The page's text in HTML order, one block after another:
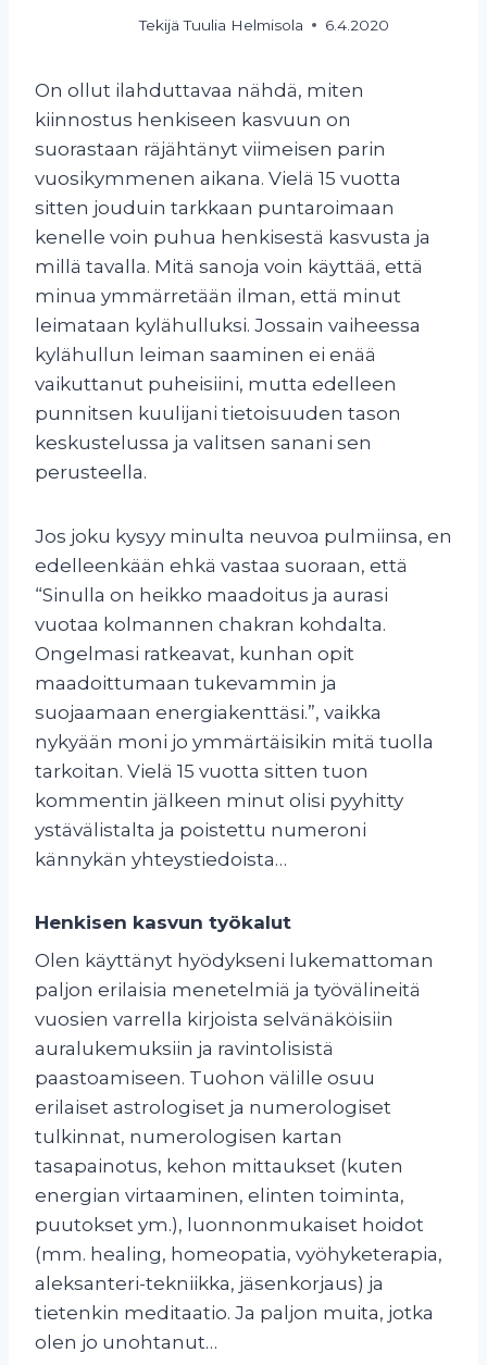
Tekijä Tuulia Helmisola 6.4.2020
On ollut ilahduttavaa nähdä, miten
kiinnostus henkiseen kasvuun on
suorastaan räjähtänyt viimeisen parin
vuosikymmenen aikana. Vielä 15 vuotta
sitten jouduin tarkkaan puntaroimaan
kenelle voin puhua henkisestä kasvusta ja
millä tavalla. Mitä sanoja voin käyttää, että
minua ymmärretään ilman, että minut
leimataan kylähulluksi. Jossain vaiheessa
kylähullun leiman saaminen ei enää
vaikuttanut puheisiini, mutta edelleen
punnitsen kuulijani tietoisuuden tason
keskustelussa ja valitsen sanani sen
perusteella.
Jos joku kysyy minulta neuvoa pulmiinsa, en
edelleenkään ehkä vastaa suoraan, että
“Sinulla on heikko maadoitus ja aurasi
vuotaa kolmannen chakran kohdalta.
Ongelmasi ratkeavat, kunhan opit
maadoittumaan tukevammin ja
suojaamaan energiakenttäsi.”, vaikka
nykyään moni jo ymmärtäisikin mitä tuolla
tarkoitan. Vielä 15 vuotta sitten tuon
kommentin jälkeen minut olisi pyyhitty
ystävälistalta ja poistettu numeroni
kännykän yhteystiedoista…
Henkisen kasvun työkalut
Olen käyttänyt hyödykseni lukemattoman
paljon erilaisia menetelmiä ja työvälineitä
vuosien varrella kirjoista selvänäköisiin
auralukemuksiin ja ravintolisistä
paastoamiseen. Tuohon välille osuu
erilaiset astrologiset ja numerologiset
tulkinnat, numerologisen kartan
tasapainotus, kehon mittaukset (kuten
energian virtaaminen, elinten toiminta,
puutokset ym.), luonnonmukaiset hoidot
(mm. healing, homeopatia, vyöhyketerapia,
aleksanteri-tekniikka, jäsenkorjaus) ja
tietenkin meditaatio. Ja paljon muita, jotka
olen jo unohtanut…